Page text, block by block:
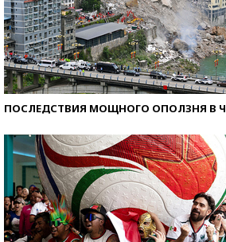
ПОСЛЕДСТВИЯ МОЩНОГО ОПОЛЗНЯ В